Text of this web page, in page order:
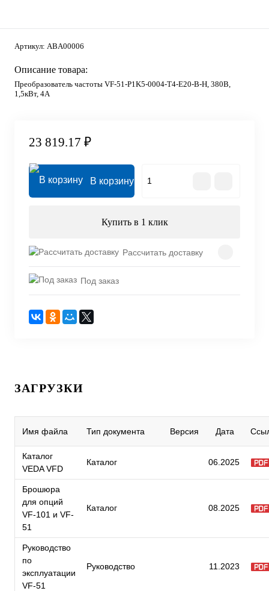
Артикул: ABA00006
Описание товара:
Преобразователь частоты VF-51-P1K5-0004-T4-E20-B-H, 380В,
1,5кВт, 4А
23 819.17 ₽
В корзину
Купить в 1 клик
Рассчитать доставку
Под заказ
ЗАГРУЗКИ
Имя файла Тип документа Версия Дата
Каталог
VEDA VFD
Каталог 06.2025
Брошюра
для опций
VF-101 и VF-
51
Каталог 08.2025
Руководство
по
эксплуатации
VF-51
Руководство 11.2023